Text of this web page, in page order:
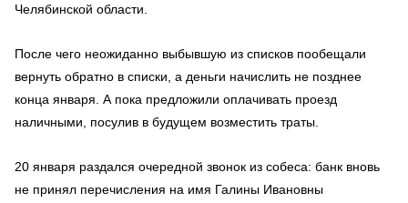
Челябинской области.
После чего неожиданно выбывшую из списков пообещали
вернуть обратно в списки, а деньги начислить не позднее
конца января. А пока предложили оплачивать проезд
наличными, посулив в будущем возместить траты.
20 января раздался очередной звонок из собеса: банк вновь
не принял перечисления на имя Галины Ивановны